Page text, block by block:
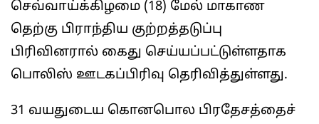
செவ்வாய்க்கிழமை (18) மேல் மாகாண
தெற்கு பிராந்திய குற்றத்தடுப்பு
பிரிவினரால் கைது செய்யப்பட்டுள்ளதாக
பொலிஸ் ஊடகப்பிரிவு தெரிவித்துள்ளது.
31 வயதுடைய கொனபொல பிரதேசத்தைச்